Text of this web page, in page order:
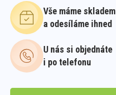
Vše máme skladem
a odesíláme ihned
U nás si objednáte
i po telefonu